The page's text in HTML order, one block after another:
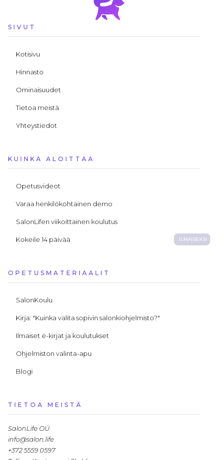
SIVUT
Kotisivu
Hinnasto
Ominaisuudet
Tietoa meistä
Yhteystiedot
KUINKA ALOITTAA
Opetusvideot
Varaa henkilökohtainen demo
SalonLifen viikoittainen koulutus
Kokeile 14 päivää ILMAISEKSI
OPETUSMATERIAALIT
SalonKoulu
Kirja: "Kuinka valita sopivin salonkiohjelmisto?"
Ilmaiset e-kirjat ja koulutukset
Ohjelmiston valinta-apu
Blogi
TIETOA MEISTÄ
SalonLife OÜ
info@salon.life
+372 5559 0597